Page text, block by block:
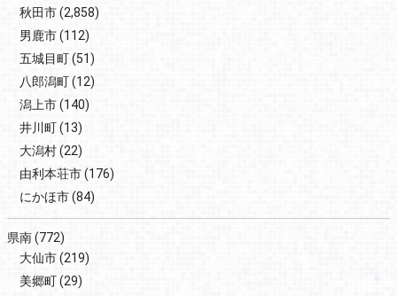
秋田市(2,858)
男鹿市(112)
五城目町(51)
八郎潟町(12)
潟上市(140)
井川町(13)
大潟村(22)
由利本荘市(176)
にかほ市(84)
県南(772)
大仙市(219)
美郷町(29)